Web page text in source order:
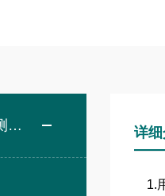
直流系统及蓄电池检测设备 详
1.